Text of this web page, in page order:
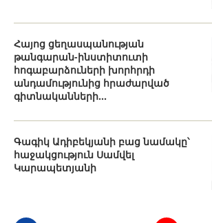
Հայոց ցեղասպանության
թանգարան-ինստիտուտի
հոգաբարձուների խորհրդի
անդամությունից հրաժարված
գիտնականների...
Գագիկ Ադիբեկյանի բաց նամակը՝
հաջակցություն Սամվել
Կարապետյանի